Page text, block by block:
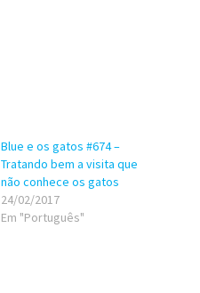
Blue e os gatos #674 –
Tratando bem a visita que
não conhece os gatos
24/02/2017
Em "Português"